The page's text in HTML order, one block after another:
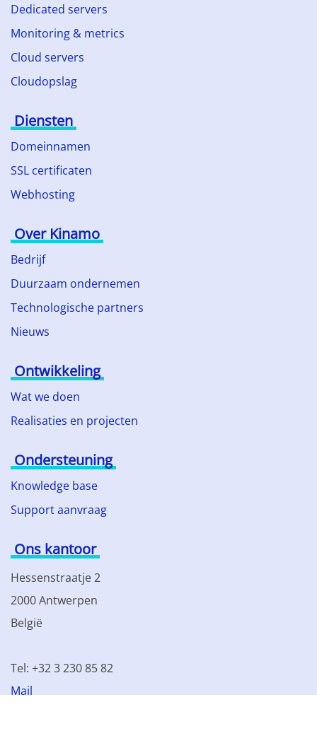
Dedicated servers
Monitoring & metrics
Cloud servers
Cloudopslag
Diensten
Domeinnamen
SSL certificaten
Webhosting
Over Kinamo
Bedrijf
Duurzaam ondernemen
Technologische partners
Nieuws
Ontwikkeling
Wat we doen
Realisaties en projecten
Ondersteuning
Knowledge base
Support aanvraag
Ons kantoor
Hessenstraatje 2
2000 Antwerpen
België
Tel: +32 3 230 85 82
Mail